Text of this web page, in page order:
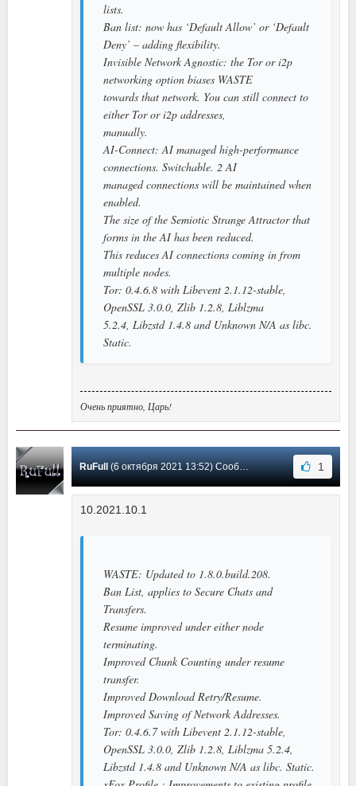
lists.
Ban list: now has ‘Default Allow’ or ‘Default
Deny’ – adding flexibility.
Invisible Network Agnostic: the Tor or i2p
networking option biases WASTE
towards that network. You can still connect to
either Tor or i2p addresses,
manually.
AI-Connect: AI managed high-performance
connections. Switchable. 2 AI
managed connections will be maintained when
enabled.
The size of the Semiotic Strange Attractor that
forms in the AI has been reduced.
This reduces AI connections coming in from
multiple nodes.
Tor: 0.4.6.8 with Libevent 2.1.12-stable,
OpenSSL 3.0.0, Zlib 1.2.8, Liblzma
5.2.4, Libzstd 1.4.8 and Unknown N/A as libc.
Static.
Очень приятно, Царь!
RuFull(6 октября 2021 13:52) Сообщение #35 1
10.2021.10.1
WASTE: Updated to 1.8.0.build.208.
Ban List, applies to Secure Chats and
Transfers.
Resume improved under either node
terminating.
Improved Chunk Counting under resume
transfer.
Improved Download Retry/Resume.
Improved Saving of Network Addresses.
Tor: 0.4.6.7 with Libevent 2.1.12-stable,
OpenSSL 3.0.0, Zlib 1.2.8, Liblzma 5.2.4,
Libzstd 1.4.8 and Unknown N/A as libc. Static.